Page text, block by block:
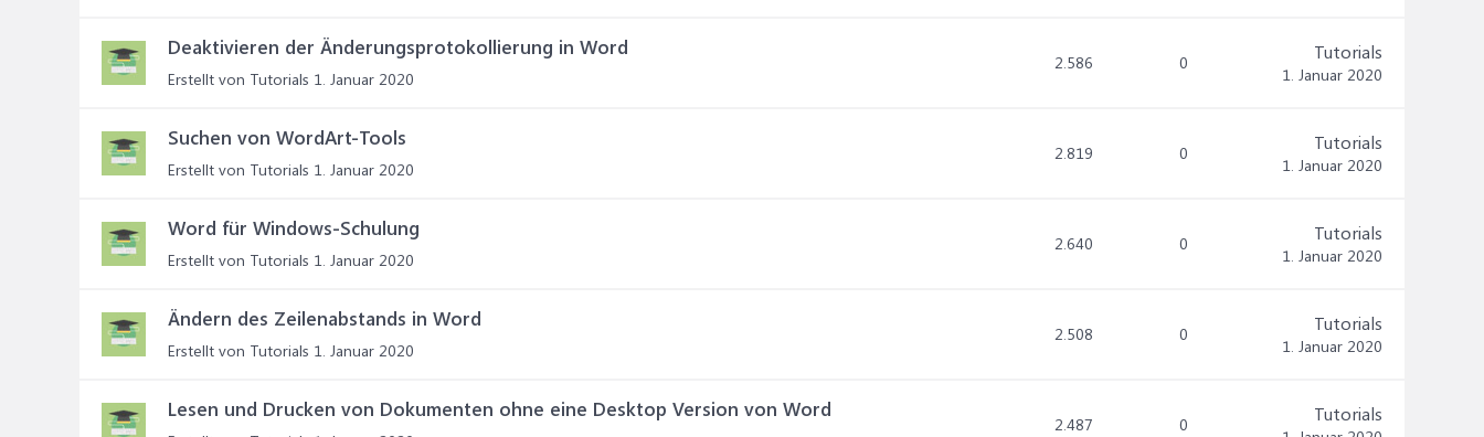
Deaktivieren der Änderungsprotokollierung in Word
Erstellt von Tutorials 1. Januar 2020
2.586 0 Tutorials
1. Januar 2020
Suchen von WordArt-Tools
Erstellt von Tutorials 1. Januar 2020
2.819 0 Tutorials
1. Januar 2020
Word für Windows-Schulung
Erstellt von Tutorials 1. Januar 2020
2.640 0 Tutorials
1. Januar 2020
Ändern des Zeilenabstands in Word
Erstellt von Tutorials 1. Januar 2020
2.508 0 Tutorials
1. Januar 2020
Lesen und Drucken von Dokumenten ohne eine Desktop Version von Word
2.487 0 Tutorials